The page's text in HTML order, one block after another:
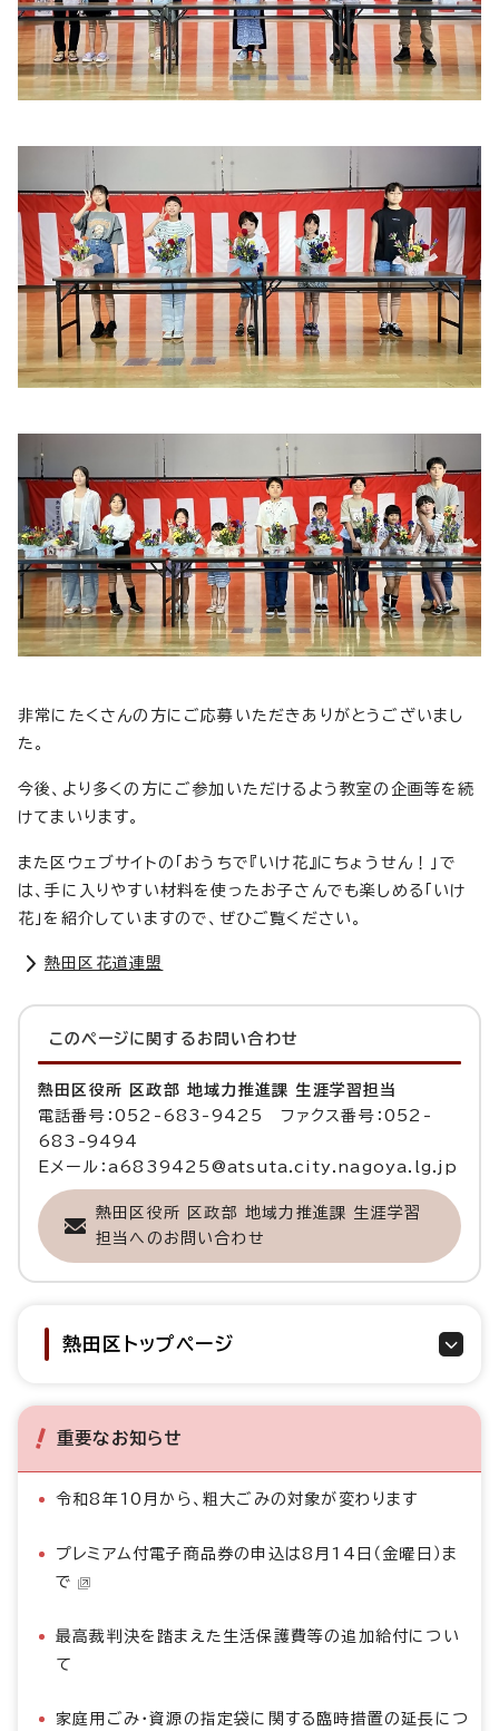
非常にたくさんの方にご応募いただきありがとうございまし
た。
今後、より多くの方にご参加いただけるよう教室の企画等を続
けてまいります。
また区ウェブサイトの「おうちで『いけ花』にちょうせん！」で
は、手に入りやすい材料を使ったお子さんでも楽しめる「いけ
花」を紹介していますので、ぜひご覧ください。
熱田区花道連盟
このページに関する お問い合わせ
熱田区役所 区政部 地域力推進課 生涯学習担当
電話番号：052-683-9425 ファクス番号：052-
683-9494
Eメール：a6839425@atsuta.city.nagoya.lg.jp
熱田区役所 区政部 地域力推進課 生涯学習
担当へのお問い合わせ
熱田区トップページ
重要なお知らせ
令和8年10月から、粗大ごみの対象が変わります
プレミアム付電子商品券の申込は8月14日（金曜日）ま
で
最高裁判決を踏まえた生活保護費等の追加給付につい
て
家庭用ごみ・資源の指定袋に関する臨時措置の延長につ